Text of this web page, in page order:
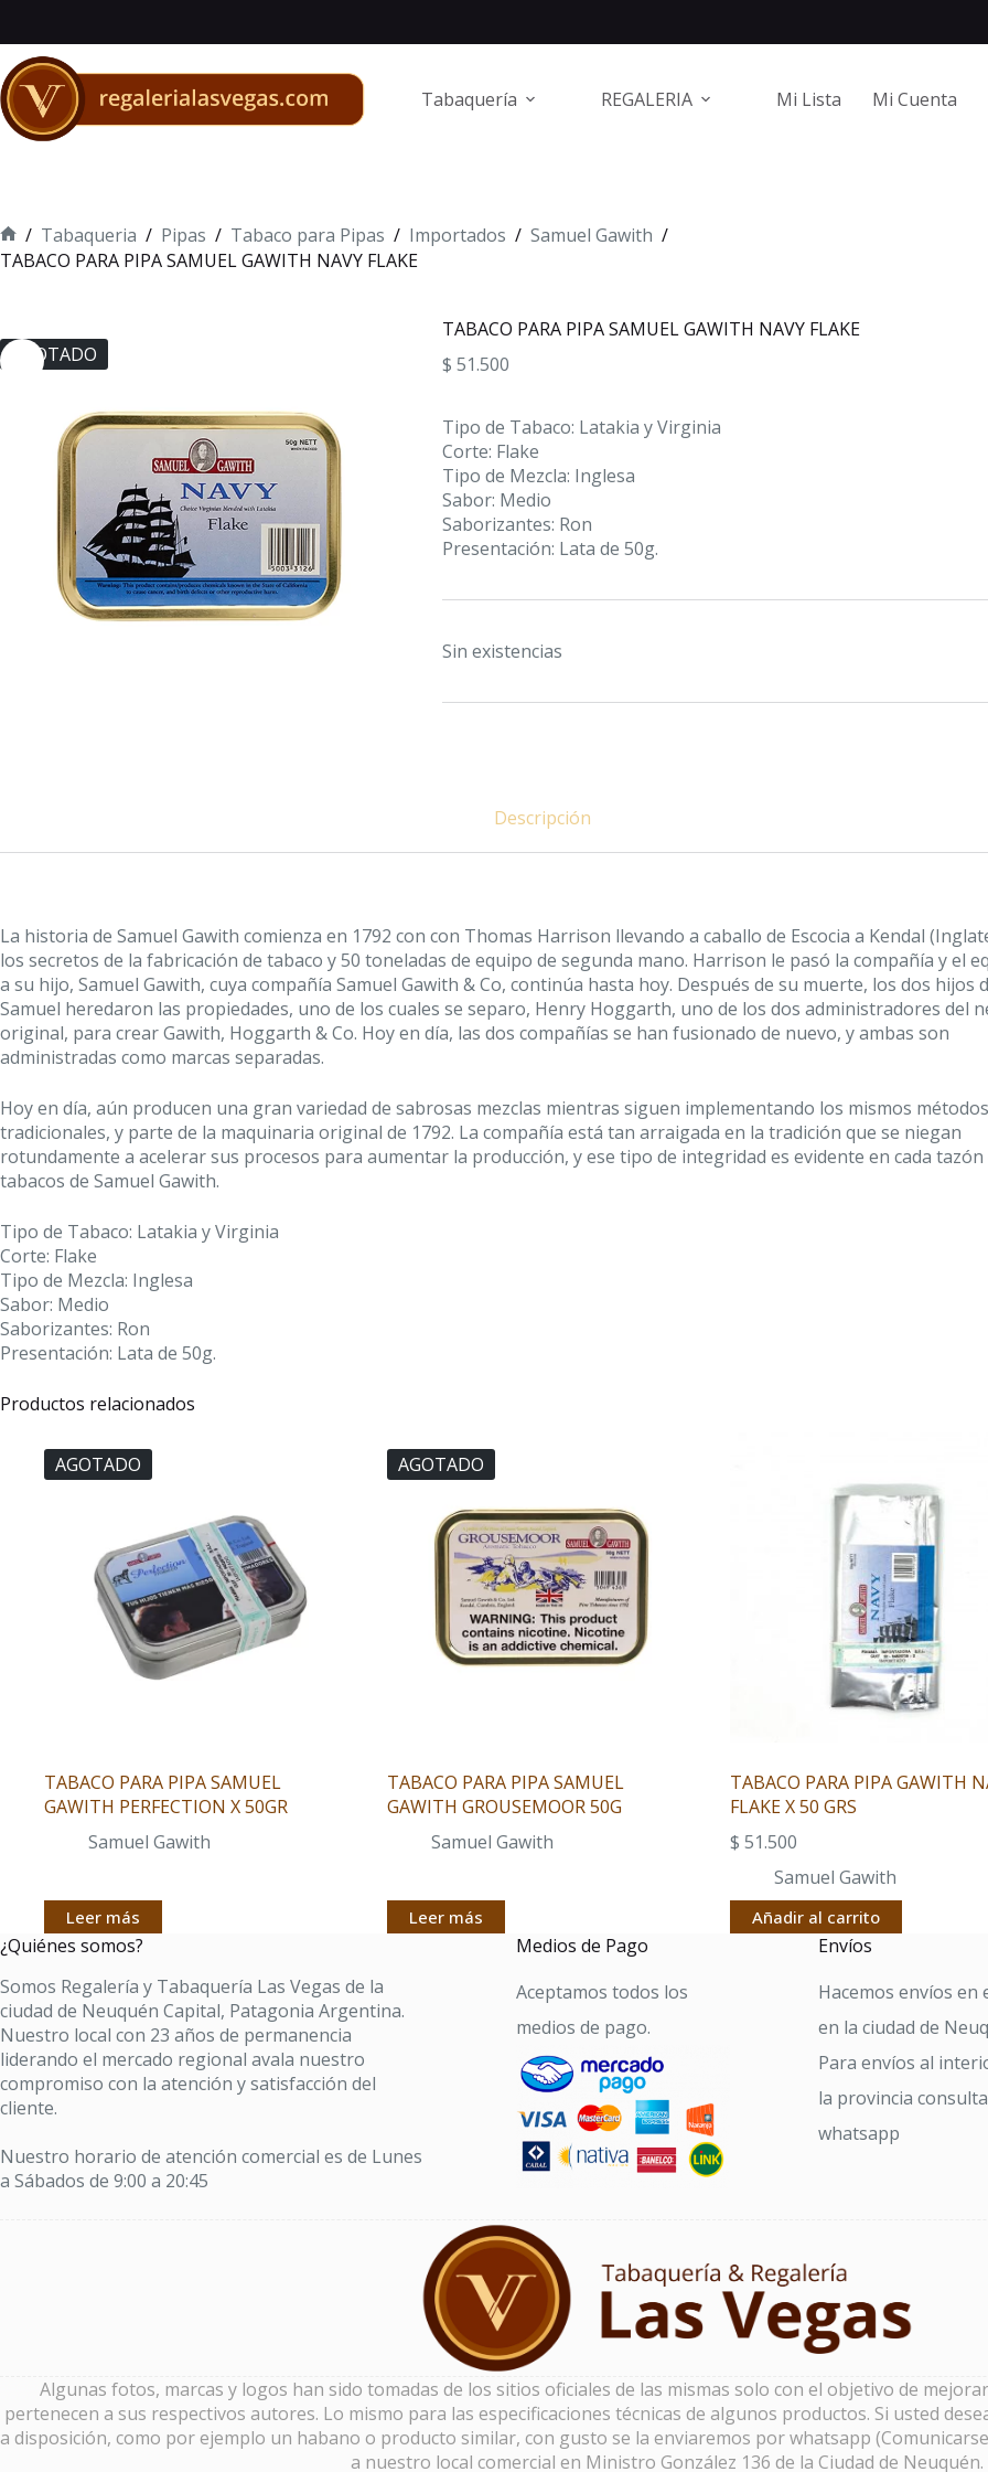
contenido
Tabaquería
REGALERIA Mi Lista Mi Cuenta
Inicio
/ Tabaqueria / Pipas / Tabaco para Pipas / Importados / Samuel Gawith /
TABACO PARA PIPA SAMUEL GAWITH NAVY FLAKE
AGOTADO
TABACO PARA PIPA SAMUEL GAWITH NAVY FLAKE
$ 51.500
Tipo de Tabaco: Latakia y Virginia
Corte: Flake
Tipo de Mezcla: Inglesa
Sabor: Medio
Saborizantes: Ron
Presentación: Lata de 50g.
Sin existencias
Descripción
La historia de Samuel Gawith comienza en 1792 con con Thomas Harrison llevando a caballo de Escocia a Kendal
los secretos de la fabricación de tabaco y 50 toneladas de equipo de segunda mano. Harrison le pasó la compañía y el
a su hijo, Samuel Gawith, cuya compañía Samuel Gawith & Co, continúa hasta hoy. Después de su muerte, los dos hijos
Samuel heredaron las propiedades, uno de los cuales se separo, Henry Hoggarth, uno de los dos administradores del
original, para crear Gawith, Hoggarth & Co. Hoy en día, las dos compañías se han fusionado de nuevo, y ambas son
administradas como marcas separadas.
Hoy en día, aún producen una gran variedad de sabrosas mezclas mientras siguen implementando los mismos métodos
tradicionales, y parte de la maquinaria original de 1792. La compañía está tan arraigada en la tradición que se niegan
rotundamente a acelerar sus procesos para aumentar la producción, y ese tipo de integridad es evidente en cada tazón
tabacos de Samuel Gawith.
Tipo de Tabaco: Latakia y Virginia
Corte: Flake
Tipo de Mezcla: Inglesa
Sabor: Medio
Saborizantes: Ron
Presentación: Lata de 50g.
Productos relacionados
AGOTADO
TABACO PARA PIPA SAMUEL
GAWITH PERFECTION X 50GR
Samuel Gawith
Leer más
AGOTADO
TABACO PARA PIPA SAMUEL
GAWITH GROUSEMOOR 50G
Samuel Gawith
Leer más
TABACO PARA PIPA GAWITH
FLAKE X 50 GRS
$ 51.500
Samuel Gawith
Añadir al carrito
¿Quiénes somos?
Somos Regalería y Tabaquería Las Vegas de la
ciudad de Neuquén Capital, Patagonia Argentina.
Nuestro local con 23 años de permanencia
liderando el mercado regional avala nuestro
compromiso con la atención y satisfacción del
cliente.
Nuestro horario de atención comercial es de Lunes
a Sábados de 9:00 a 20:45
Medios de Pago
Aceptamos todos los
medios de pago.
Envíos
Hacemos envíos en
en la ciudad de
Para envíos al
la provincia
whatsapp
Algunas fotos, marcas y logos han sido tomadas de los sitios oficiales de las mismas solo con el objetivo de
pertenecen a sus respectivos autores. Lo mismo para las especificaciones técnicas de algunos productos. Si usted
a disposición, como por ejemplo un habano o producto similar, con gusto se la enviaremos por whatsapp
a nuestro local comercial en Ministro González 136 de la Ciudad de Neuquén.